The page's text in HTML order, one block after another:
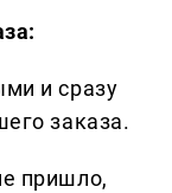
и сразу
заказа.
пришло,